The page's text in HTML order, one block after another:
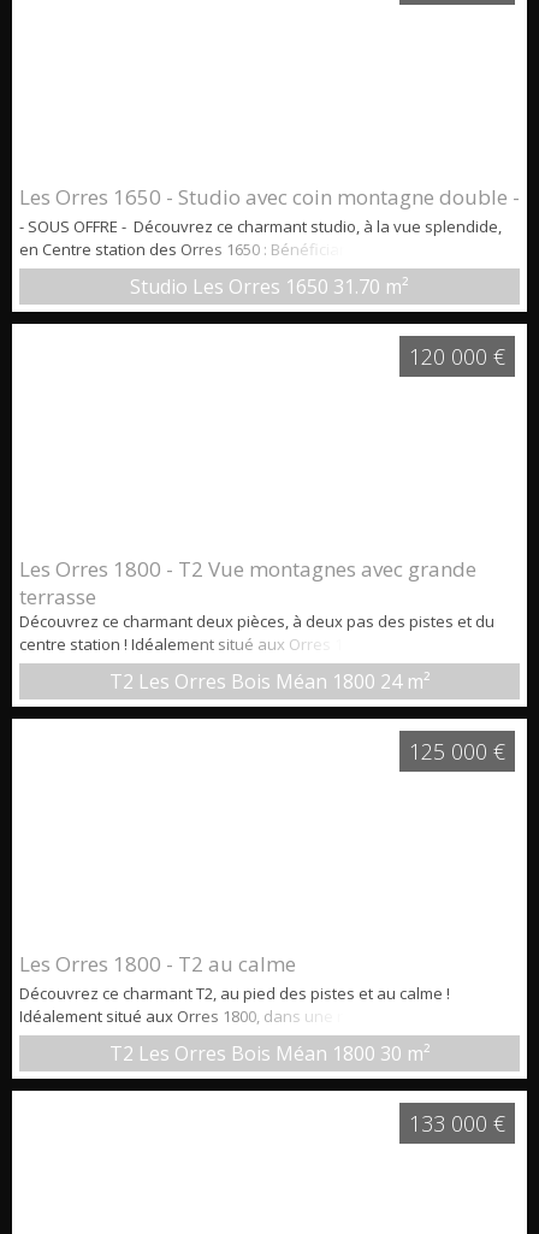
Les Orres 1650 - Studio avec coin montagne double -
- SOUS OFFRE - Découvrez ce charmant studio, à la vue splendide,
en Centre station des Orres 1650 : Bénéficiant d'un emplacement
privilégié aux Orres 1650 : à deux pas des commerces et
animations, l'appartement est situé au 9ème étage d'une résidence
en bordure du front de neige et offre ainsi un panorama
exceptionnel. L'appartement dispose d'un coin nuit confortable et
Studio Les Orres 1650 31.70 m²
Les Orres 1800 - T2 Vue montagnes avec grande
terrasse
Découvrez ce charmant deux pièces, à deux pas des pistes et du
centre station ! Idéalement situé aux Orres 1800, dans une
résidence avec piscine intérieure chauffée et sauna. Il bénéficie
d’un emplacement au calme, sur le haut de la station, et reste à
deux pas du front de neige et à proximité des animations et des
commerces. Sa chambre indépendante permet d'accueillir 4 à 5
T2 Les Orres Bois Méan 1800 24 m²
120 000 €
Les Orres 1800 - T2 au calme
Découvrez ce charmant T2, au pied des pistes et au calme !
Idéalement situé aux Orres 1800, dans une résidence avec piscine
intérieure chauffée. Il bénéficie d'un emplacement privilégié : à
deux pas des commerces et animations, la résidence est située en
bordure du front de neige, au calme. L'appartement dispose d'une
chambre indépendante, d'une pièce de vie avec terrasse, et
T2 Les Orres Bois Méan 1800 30 m²
125 000 €
133 000 €